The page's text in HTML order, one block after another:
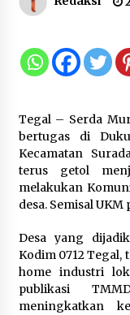
Tegal – Serda
bertugas di
Kecamatan
terus getol
melakukan
desa. Semisal
Desa yang
Kodim 0712
home industri
publikasi
meningkatkan